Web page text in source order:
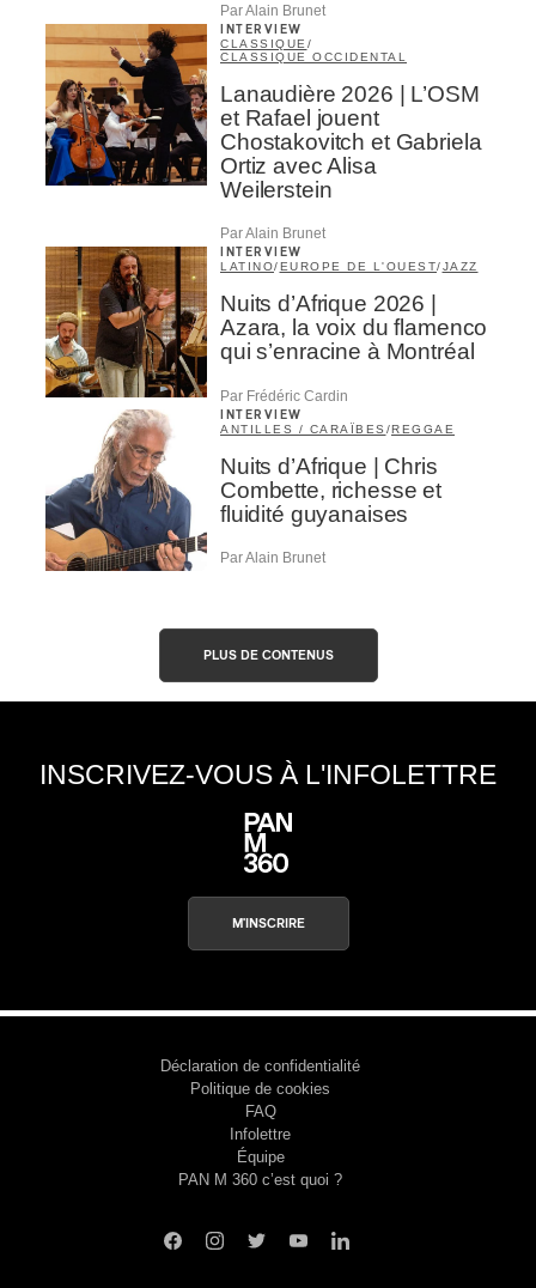
Par Alain Brunet
INTERVIEW
CLASSIQUE /
CLASSIQUE OCCIDENTAL
Lanaudière 2026 | L’OSM
et Rafael jouent
Chostakovitch et Gabriela
Ortiz avec Alisa
Weilerstein
Par Alain Brunet
INTERVIEW
LATINO/EUROPE DE L'OUEST/JAZZ
Nuits d’Afrique 2026 |
Azara, la voix du flamenco
qui s’enracine à Montréal
Par Frédéric Cardin
INTERVIEW
ANTILLES / CARAÏBES /REGGAE
Nuits d’Afrique | Chris
Combette, richesse et
fluidité guyanaises
Par Alain Brunet
PLUS DE CONTENUS
INSCRIVEZ-VOUS À L'INFOLETTRE
M'INSCRIRE
Déclaration de confidentialité
Politique de cookies
FAQ
Infolettre
Équipe
PAN M 360 c’est quoi ?